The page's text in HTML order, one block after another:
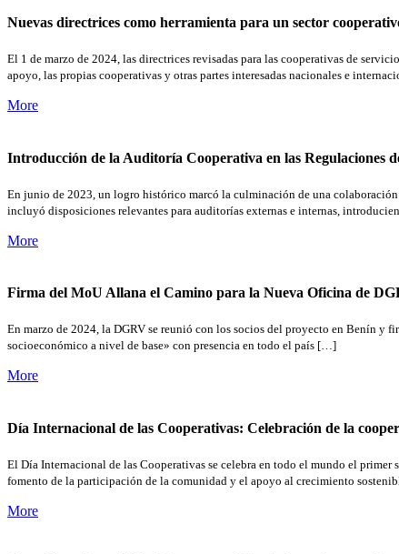
Nuevas directrices como herramienta para un sector
El 1 de marzo de 2024, las directrices revisadas para las cooperativas de
apoyo, las propias cooperativas y otras partes interesadas nacionales e
More
Introducción de la Auditoría Cooperativa en las Regulaciones
En junio de 2023, un logro histórico marcó la culminación de una
incluyó disposiciones relevantes para auditorías externas e internas,
More
Firma del MoU Allana el Camino para la Nueva Oficina de
En marzo de 2024, la DGRV se reunió con los socios del proyecto en Benín y
socioeconómico a nivel de base» con presencia en todo el país […]
More
Día Internacional de las Cooperativas: Celebración de la
El Día Internacional de las Cooperativas se celebra en todo el mundo el
fomento de la participación de la comunidad y el apoyo al crecimiento
More